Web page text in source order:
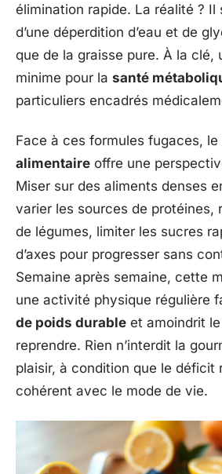
élimination rapide. La réalité ? Il
d’une déperdition d’eau et de
que de la graisse pure. À la clé,
minime pour la santé
particuliers encadrés
Face à ces formules fugaces, le
alimentaire offre une
Miser sur des aliments denses
varier les sources de protéines,
de légumes, limiter les sucres
d’axes pour progresser sans
Semaine après semaine, cette
une activité physique régulière
de poids durable et amoindrit
reprendre. Rien n’interdit la
plaisir, à condition que le déficit
cohérent avec le mode de vie.